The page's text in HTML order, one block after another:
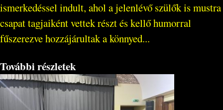
ismerkedéssel indult, ahol a jelenlévő szülők is mustra
csapat tagjaiként vettek részt és kellő humorral
fűszerezve hozzájárultak a könnyed...
További részletek